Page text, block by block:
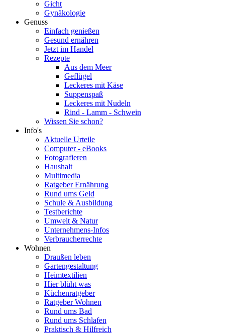
Gicht
Gynäkologie
Genuss
Einfach genießen
Gesund ernähren
Jetzt im Handel
Rezepte
Aus dem Meer
Geflügel
Leckeres mit Käse
Suppenspaß
Leckeres mit Nudeln
Rind - Lamm - Schwein
Wissen Sie schon?
Info's
Aktuelle Urteile
Computer - eBooks
Fotografieren
Haushalt
Multimedia
Ratgeber Ernährung
Rund ums Geld
Schule & Ausbildung
Testberichte
Umwelt & Natur
Unternehmens-Infos
Verbraucherrechte
Wohnen
Draußen leben
Gartengestaltung
Heimtextilien
Hier blüht was
Küchenratgeber
Ratgeber Wohnen
Rund ums Bad
Rund ums Schlafen
Praktisch & Hilfreich